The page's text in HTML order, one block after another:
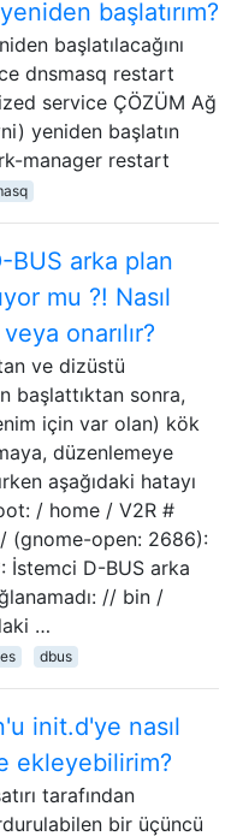
başlatırım?
başlatılacağını
dnsmasq restart
service ÇÖZÜM Ağ
yeniden başlatın
manager restart
BUS arka plan
mu ?! Nasıl
onarılır?
ve dizüstü
başlattıktan sonra,
için var olan) kök
düzenlemeye
aşağıdaki hatayı
/ home / V2R #
(gnome-open: 2686):
İstemci D-BUS arka
// bin /
…
dbus
init.d'ye nasıl
ekleyebilirim?
tarafından
bir üçüncü